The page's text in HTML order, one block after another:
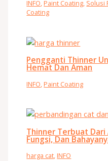
INFO,Paint Coating, Solusi
Coating
Pengganti Thinner
Hemat Dan Aman
INFO,Paint Coating
Thinner Terbuat Dari
Fungsi, Dan
harga cat,INFO